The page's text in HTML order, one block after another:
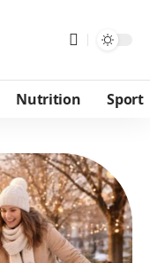
Nutrition Sport